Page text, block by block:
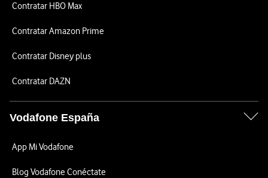
Contratar HBO Max
Contratar Amazon Prime
Contratar Disney plus
Contratar DAZN
Vodafone España
App Mi Vodafone
Blog Vodafone Conéctate